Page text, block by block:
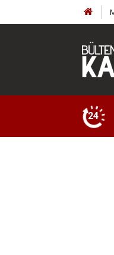
24
ve enstitüler kuruldu,